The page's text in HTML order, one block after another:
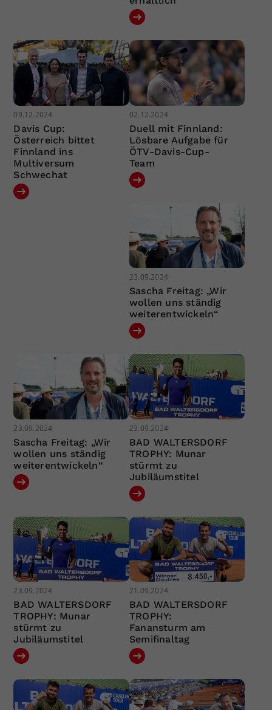
09.12.2024
Davis Cup:
Österreich bittet
Finnland ins
Multiversum
Schwechat
02.12.2024
Duell mit Finnland:
Lösbare Aufgabe für
ÖTV-Davis-Cup-
Team
23.09.2024
Sascha Freitag: „Wir
wollen uns ständig
weiterentwickeln“
23.09.2024
Sascha Freitag: „Wir
wollen uns ständig
weiterentwickeln“
23.09.2024
BAD WALTERSDORF
TROPHY: Munar
stürmt zu
Jubiläumstitel
23.09.2024
BAD WALTERSDORF
TROPHY: Munar
stürmt zu
Jubiläumstitel
21.09.2024
BAD WALTERSDORF
TROPHY:
Fanansturm am
Semifinaltag